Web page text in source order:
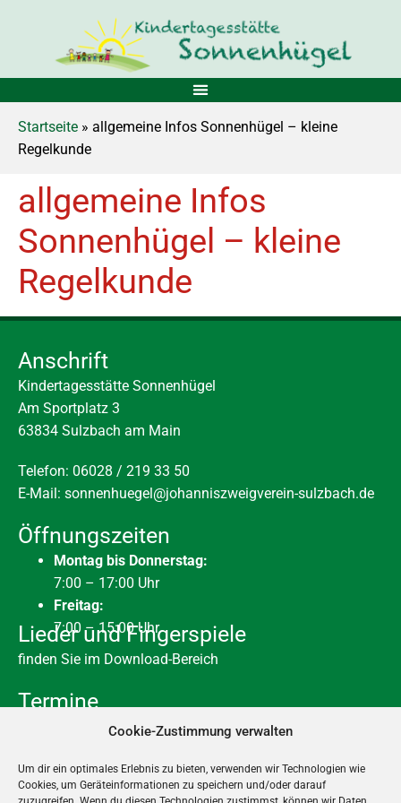
Cookie-Zustimmung verwalten
Um dir ein optimales Erlebnis zu bieten, verwenden wir Technologien wie
Cookies, um Geräteinformationen zu speichern und/oder darauf
Startseite » allgemeine Infos Sonnenhügel – kleine
Regelkunde
allgemeine Infos
Sonnenhügel – kleine
Regelkunde
Anschrift
Kindertagesstätte Sonnenhügel
Am Sportplatz 3
63834 Sulzbach am Main
Telefon: 06028 / 219 33 50
E-Mail: sonnenhuegel@johanniszweigverein-sulzbach.de
Öffnungszeiten
Montag bis Donnerstag:
7:00 – 17:00 Uhr
Freitag:
7:00 – 15:00 Uhr
Lieder und Fingerspiele
finden Sie im Download-Bereich
Termine
AUG.
10
10. August-28. August
Sommerferien